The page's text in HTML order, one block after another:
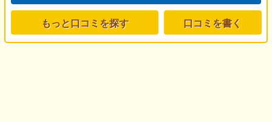
もっと口コミを探す 口コミを書く